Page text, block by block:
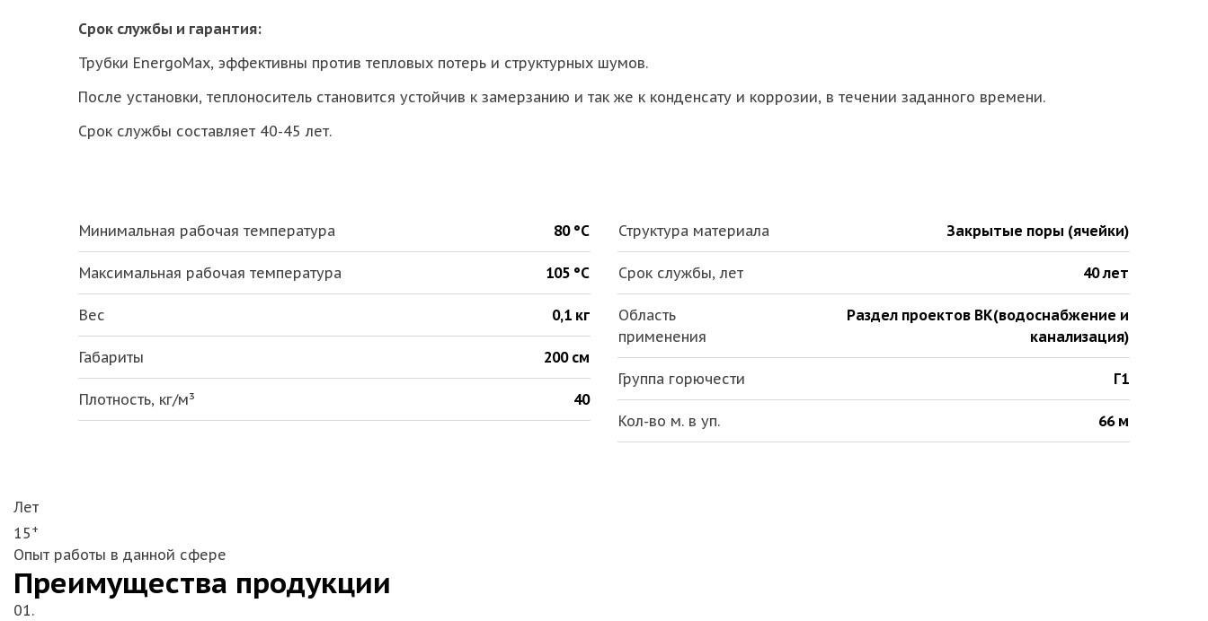
Срок службы и гарантия:
Трубки EnergoMax, эффективны против тепловых потерь и структурных шумов.
После установки, теплоноситель становится устойчив к замерзанию и так же к конденсату и коррозии, в течении заданного времени.
Срок службы составляет 40-45 лет.
Минимальная рабочая температура 80 °С
Максимальная рабочая температура 105 °С
Вес 0,1 кг
Габариты 200 см
Плотность, кг/м³ 40
Структура материала Закрытые поры (ячейки)
Срок службы, лет 40 лет
Область
применения
Раздел проектов ВК(водоснабжение и
канализация)
Группа горючести Г1
Кол-во м. в уп. 66 м
Лет
15+
Опыт работы в данной сфере
Преимущества продукции
01.